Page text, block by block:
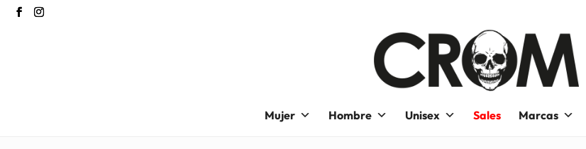
Mujer Hombre Unisex Sales Marcas